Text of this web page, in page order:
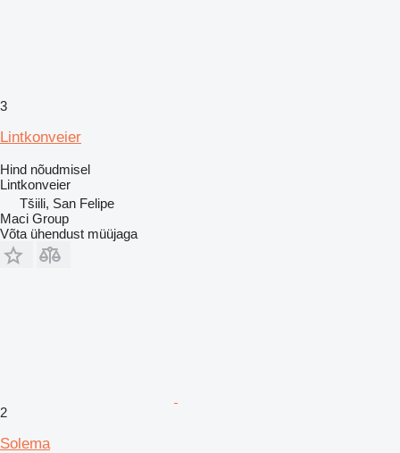
3
Lintkonveier
Hind nõudmisel
Lintkonveier
Tšiili, San Felipe
Maci Group
Võta ühendust müüjaga
2
Solema